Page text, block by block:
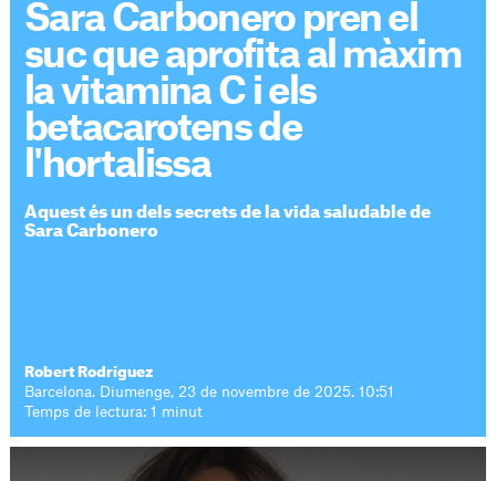
Sara Carbonero pren el
suc que aprofita al màxim
la vitamina C i els
betacarotens de
l'hortalissa
Aquest és un dels secrets de la vida saludable de
Sara Carbonero
Robert Rodríguez
Barcelona. Diumenge, 23 de novembre de 2025. 10:51
Temps de lectura: 1 minut